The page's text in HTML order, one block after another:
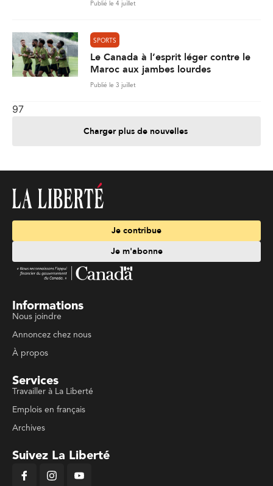
Publié le 4 juillet
SPORTS
Le Canada à l’esprit léger contre le
Maroc aux jambes lourdes
Publié le 3 juillet
97
Charger plus de nouvelles
Je contribue
Je m'abonne
Informations
Nous joindre
Annoncez chez nous
À propos
Services
Travailler à La Liberté
Emplois en français
Archives
Suivez La Liberté